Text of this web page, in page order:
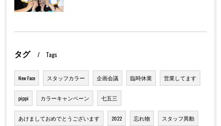
タグ Tags
New Face スタッフカラー 企画会議 臨時休業 営業してます
pippi カラーキャンペーン 七五三
あけましておめでとうございます 2022 忘れ物 スタッフ異動